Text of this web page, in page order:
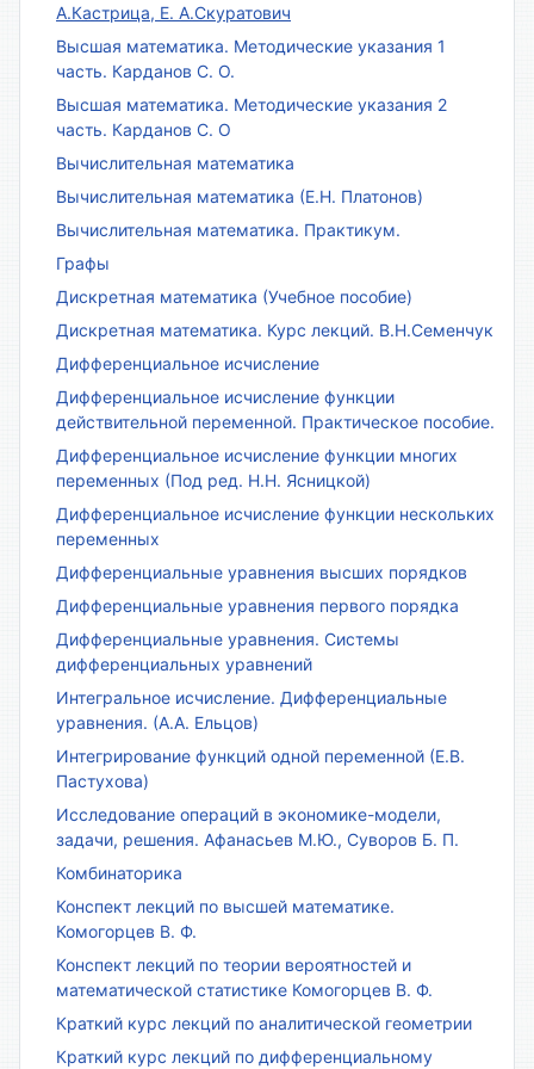
А.Кастрица, Е. А.Скуратович
Высшая математика. Методические указания 1
часть. Карданов С. О.
Высшая математика. Методические указания 2
часть. Карданов С. О
Вычислительная математика
Вычислительная математика (Е.Н. Платонов)
Вычислительная математика. Практикум.
Графы
Дискретная математика (Учебное пособие)
Дискретная математика. Курс лекций. В.Н.Семенчук
Дифференциальное исчисление
Дифференциальное исчисление функции
действительной переменной. Практическое пособие.
Дифференциальное исчисление функции многих
переменных (Под ред. Н.Н. Ясницкой)
Дифференциальное исчисление функции нескольких
переменных
Дифференциальные уравнения высших порядков
Дифференциальные уравнения первого порядка
Дифференциальные уравнения. Системы
дифференциальных уравнений
Интегральное исчисление. Дифференциальные
уравнения. (А.А. Ельцов)
Интегрирование функций одной переменной (Е.В.
Пастухова)
Исследование операций в экономике-модели,
задачи, решения. Афанасьев М.Ю., Суворов Б. П.
Комбинаторика
Конспект лекций по высшей математике.
Комогорцев В. Ф.
Конспект лекций по теории вероятностей и
математической статистике Комогорцев В. Ф.
Краткий курс лекций по аналитической геометрии
Краткий курс лекций по дифференциальному